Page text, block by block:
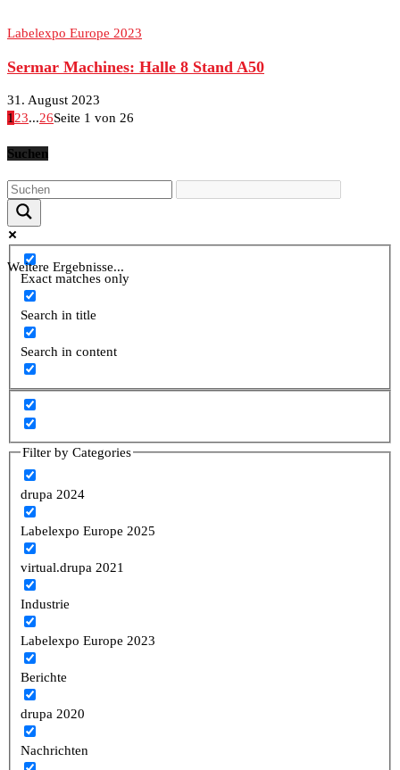
Labelexpo Europe 2023
Sermar Machines: Halle 8 Stand A50
31. August 2023
1 23...26Seite 1 von 26
Suchen
Weitere Ergebnisse...
Exact matches only
Search in title
Search in content
Filter by Categories
drupa 2024
Labelexpo Europe 2025
virtual.drupa 2021
Industrie
Labelexpo Europe 2023
Berichte
drupa 2020
Nachrichten